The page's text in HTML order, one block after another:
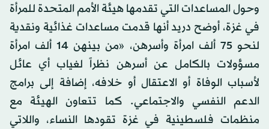
وحول المساعدات التي تقدمها هيئة الأمم المتحدة للمرأة
في غزة، أوضح دريد أنها قدمت مساعدات غذائية ونقدية
لنحو 75 ألف امرأة وأسرهن، «من بينهن 14 ألف امرأة
مسؤولات بالكامل عن أسرهن نظراً لغياب أي عائل
لأسباب الوفاة أو الاعتقال أو خلافه، إضافة إلى برامج
الدعم النفسي والاجتماعي. كما تتعاون الهيئة مع
منظمات فلسطينية في غزة تقودها النساء، واللاتي